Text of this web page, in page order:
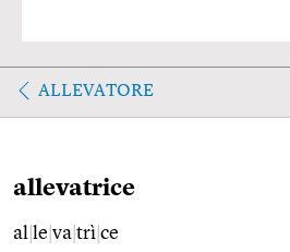
ALLEVATORE
allevatrice
al le va trì ce